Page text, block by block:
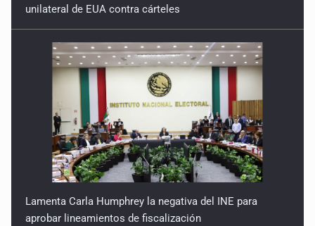
unilateral de EUA contra cárteles
Lamenta Carla Humphrey la negativa del INE para
aprobar lineamientos de fiscalización